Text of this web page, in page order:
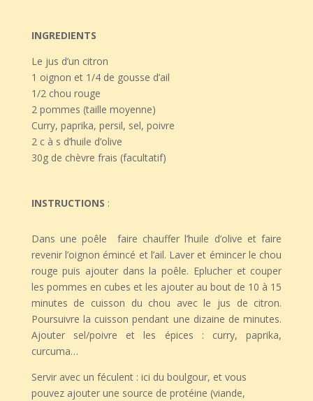
INGREDIENTS
Le jus d’un citron
1 oignon et 1/4 de gousse d’ail
1/2 chou rouge
2 pommes (taille moyenne)
Curry, paprika, persil, sel, poivre
2 c à s d’huile d’olive
30g de chèvre frais (facultatif)
INSTRUCTIONS :
Dans une poêle faire chauffer l’huile d’olive et faire
revenir l’oignon émincé et l’ail. Laver et émincer le chou
rouge puis ajouter dans la poêle. Eplucher et couper
les pommes en cubes et les ajouter au bout de 10 à 15
minutes de cuisson du chou avec le jus de citron.
Poursuivre la cuisson pendant une dizaine de minutes.
Ajouter sel/poivre et les épices : curry, paprika,
curcuma…
Servir avec un féculent : ici du boulgour, et vous
pouvez ajouter une source de protéine (viande,